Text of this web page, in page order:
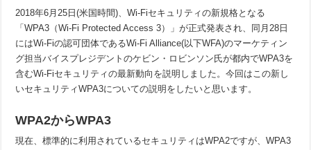
2018年6月25日(米国時間)、Wi-Fiセキュリティの新規格となる
「WPA3（Wi-Fi Protected Access 3）」が正式発表され、同月28日
にはWi-Fiの認可団体であるWi-Fi Alliance(以下WFA)のマーケティン
グ担当バイスプレジデントのケビン・ロビンソン氏が都内でWPA3を
含むWi-Fiセキュリティの最新動向を説明しました。今回はこの新し
いセキュリティWPA3についての説明をしたいと思います。
WPA2からWPA3
現在、標準的に利用されているセキュリティはWPA2ですが、WPA3